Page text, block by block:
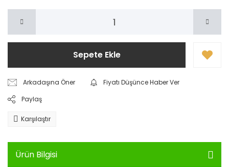
Sepete Ekle
Arkadaşına Öner
Fiyatı Düşünce Haber Ver
Paylaş
Karşılaştır
Ürün Bilgisi